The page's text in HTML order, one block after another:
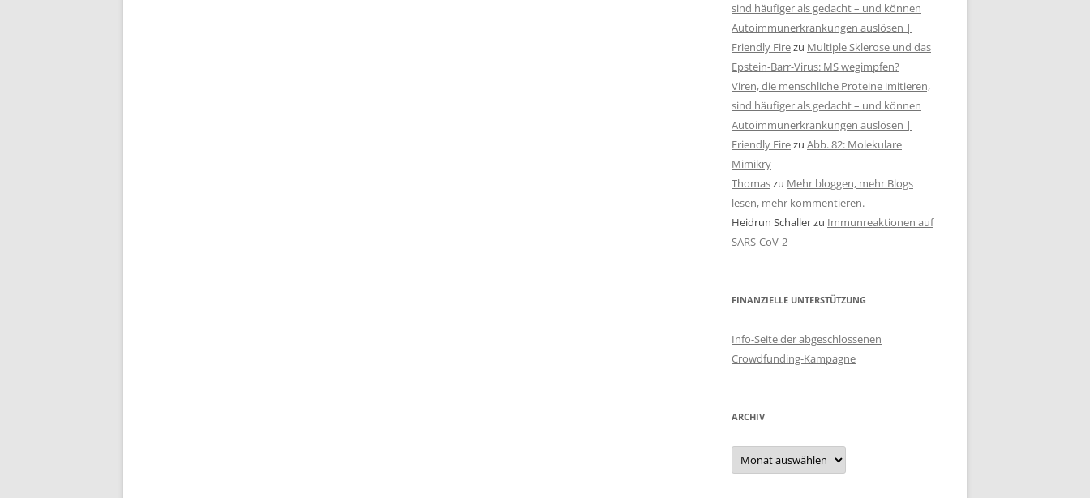
sind häufiger als gedacht – und können
Autoimmunerkrankungen auslösen |
Friendly Firezu Multiple Sklerose und das
Epstein-Barr-Virus: MS wegimpfen?
Viren, die menschliche Proteine imitieren,
sind häufiger als gedacht – und können
Autoimmunerkrankungen auslösen |
Friendly Firezu Abb. 82: Molekulare
Mimikry
Thomaszu Mehr bloggen, mehr Blogs
lesen, mehr kommentieren.
Heidrun Schallerzu Immunreaktionen auf
SARS-CoV-2
FINANZIELLE UNTERSTÜTZUNG
Info-Seite der abgeschlossenen
Crowdfunding-Kampagne
ARCHIV
Archiv